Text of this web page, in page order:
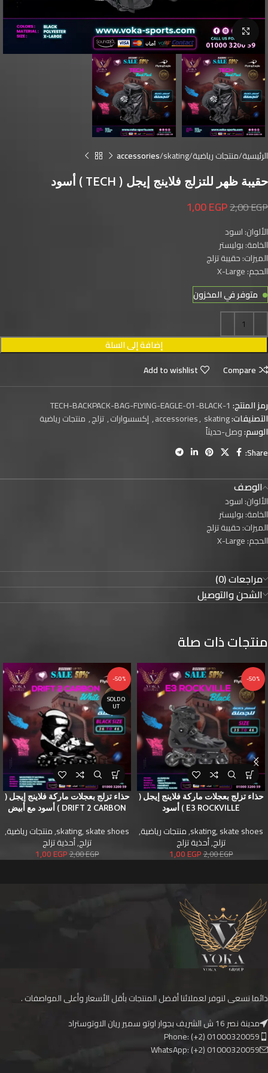
Click to enlarge
الرئيسية منتجات رياضية skating
accessories
حقيبة ظهر للتزلج فلاينج إيجل ( TECH ) أسود
2,00EGP
1,00EGP
الألوان: اسود
الخامة: بوليستر
الميزات: حقيبة تزلج
الحجم: X-Large
متوفر في المخزون
إضافة إلى السلة
Compare
Add to wishlist
رمز المنتج: TECH-BACKPACK-BAG-FLYING-EAGLE-01-BLACK-1
التصنيفات:
accessories, skating
,إكسسوارات,تزلج, منتجات رياضية
الوسم:وصل-حديثاً
Share:
الوصف
الألوان: اسود
الخامة: بوليستر
الميزات: حقيبة تزلج
الحجم: X-Large
مراجعات (0)
الشحن والتوصيل
منتجات ذات صلة
-50%
حذاء تزلج بعجلات ماركة فلاينج إيجل (
E3 ROCKVILLE ) أسود
skating,skate shoes
,منتجات رياضية,
تزلج,أحذية تزلج
2,00EGP
1,00EGP
-50%
SOLD O
UT
حذاء تزلج بعجلات ماركة فلاينج إيجل (
DRIFT 2 CARBON ) أسود مع أبيض
skating,skate shoes
,منتجات رياضية,
تزلج,أحذية تزلج
2,00EGP
1,00EGP
دائما نسعى لنوفر لعملائنا أفضل المنتجات بأقل الأسعار وأعلى المواصفات .
مدينة نصر 16 ش الشريف بجوار اوتو سمير ريان الاوتوستراد
Phone: (+2) 01000320059
WhatsApp: (+2) 01000320059